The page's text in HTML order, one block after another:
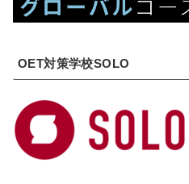
OET対策学校SOLO